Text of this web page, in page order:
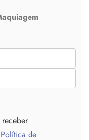
Política de